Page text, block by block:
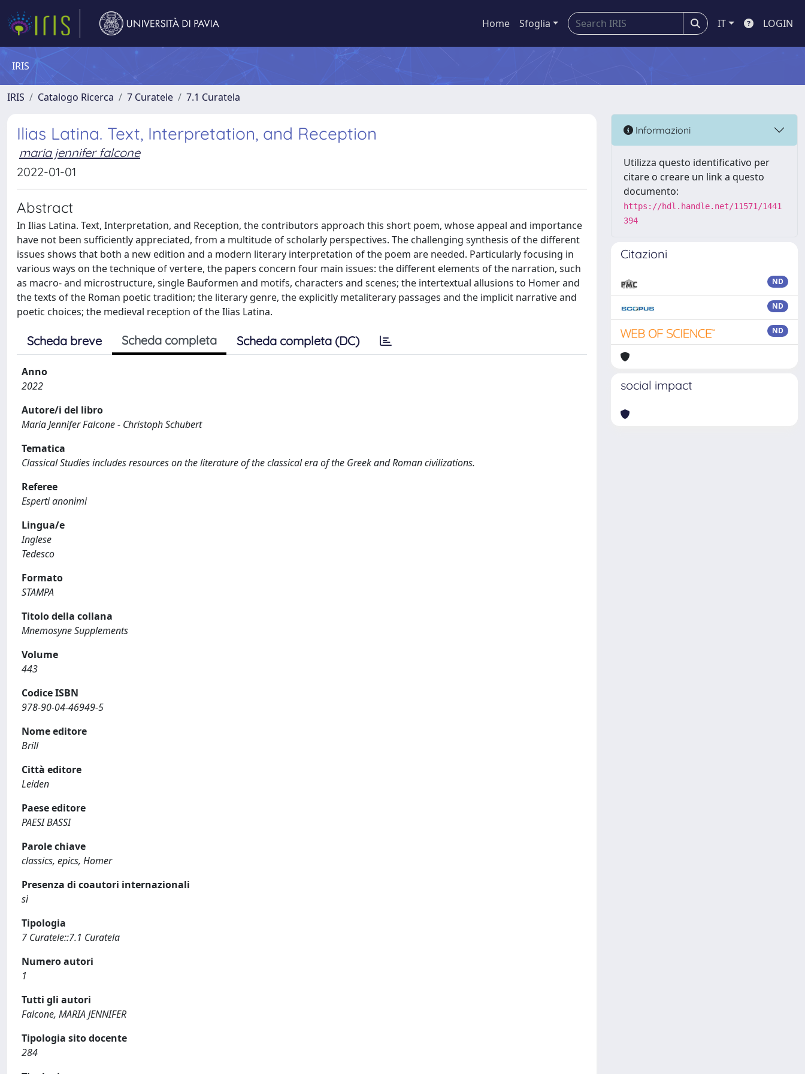
Home Sfoglia IT LOGIN
IRIS
IRIS Catalogo Ricerca 7 Curatele 7.1 Curatela
Ilias Latina. Text, Interpretation, and Reception
maria jennifer falcone
2022-01-01
Abstract
In Ilias Latina. Text, Interpretation, and Reception, the contributors approach this short poem, whose appeal and importance
have not been sufficiently appreciated, from a multitude of scholarly perspectives. The challenging synthesis of the different
issues shows that both a new edition and a modern literary interpretation of the poem are needed. Particularly focusing in
various ways on the technique of vertere, the papers concern four main issues: the different elements of the narration, such
as macro- and microstructure, single Bauformen and motifs, characters and scenes; the intertextual allusions to Homer and
the texts of the Roman poetic tradition; the literary genre, the explicitly metaliterary passages and the implicit narrative and
poetic choices; the medieval reception of the Ilias Latina.
Scheda breve Scheda completa Scheda completa (DC)
Anno
2022
Autore/i del libro
Maria Jennifer Falcone - Christoph Schubert
Tematica
Classical Studies includes resources on the literature of the classical era of the Greek and Roman civilizations.
Referee
Esperti anonimi
Lingua/e
Inglese
Tedesco
Formato
STAMPA
Titolo della collana
Mnemosyne Supplements
Volume
443
Codice ISBN
978-90-04-46949-5
Nome editore
Brill
Città editore
Leiden
Paese editore
PAESI BASSI
Parole chiave
classics, epics, Homer
Presenza di coautori internazionali
sì
Tipologia
7 Curatele::7.1 Curatela
Numero autori
1
Tutti gli autori
Falcone, MARIA JENNIFER
Tipologia sito docente
284
Informazioni
Utilizza questo identificativo per
citare o creare un link a questo
documento:
https://hdl.handle.net/11571/1441
394
Citazioni
ND
ND
ND
social impact